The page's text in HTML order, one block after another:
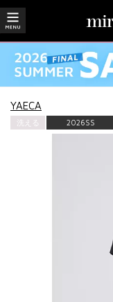
YAECA
洗える 2026SS